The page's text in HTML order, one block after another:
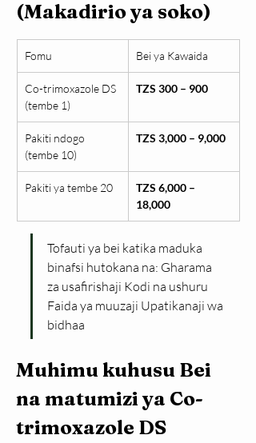
(Makadirio ya soko)
Fomu Bei ya Kawaida
Co-trimoxazole DS
(tembe 1)
TZS 300 – 900
Pakiti ndogo
(tembe 10)
TZS 3,000 – 9,000
Pakiti ya tembe 20
TZS 6,000 –
18,000
Tofauti ya bei katika maduka
binafsi hutokana na: Gharama
za usafirishaji Kodi na ushuru
Faida ya muuzaji Upatikanaji wa
bidhaa
Muhimu kuhusu Bei
na matumizi ya Co-
trimoxazole DS